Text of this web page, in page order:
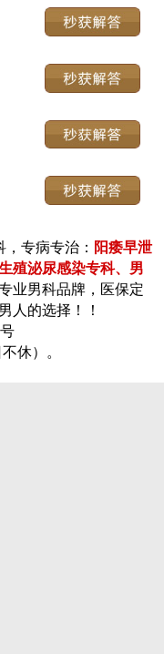
专病专治： 阳痿早泄
殖泌尿感染专科、男
业男科品牌，医保定
人的选择！！
休）。